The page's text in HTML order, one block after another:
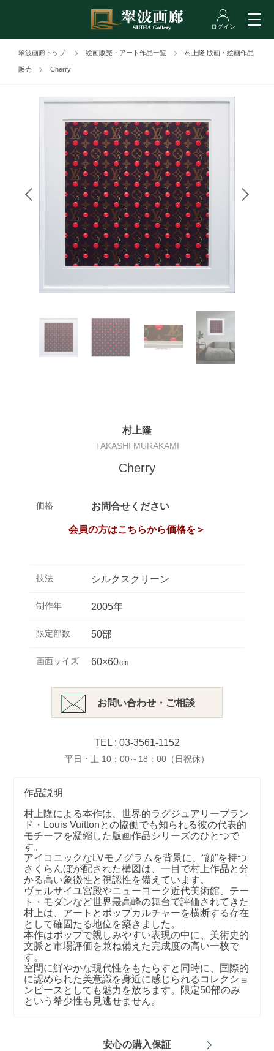
翠波画廊トップ 絵画販売・アート作品一覧 村上隆 版画・絵画作品
販売 Cherry
村上隆
TAKASHI MURAKAMI
Cherry
価格 お問合せください
会員の方はこちらから価格を＞
技法 シルクスクリーン
制作年 2005年
限定部数 50部
画面サイズ 60×60㎝
お問い合わせ・ご相談
TEL : 03-3561-1152
平日・土 10：00～18：00（日祝休）
作品説明
村上隆による本作は、世界的ラグジュアリーブラン
ド・Louis Vuittonとの協働でも知られる彼の代表的
モチーフを凝縮した版画作品シリーズのひとつで
す。
アイコニックなLVモノグラムを背景に、“顔”を持つ
さくらんぼが配された構図は、一目で村上作品と分
かる高い象徴性と視認性を備えています。
ヴェルサイユ宮殿やニューヨーク近代美術館 、テー
ト・モダンなど世界最高峰の舞台で評価されてきた
村上は、アートとポップカルチャーを横断する存在
として確固たる地位を築きました。
本作はポップで親しみやすい表現の中に、美術史的
文脈と市場評価を兼ね備えた完成度の高い一枚で
す。
空間に鮮やかな現代性をもたらすと同時に、国際的
に認められた美意識を身近に感じられるコレクショ
ンピースとしても魅力を放ちます。限定50部のみ
という希少性も見逃せません。
安心の購入保証